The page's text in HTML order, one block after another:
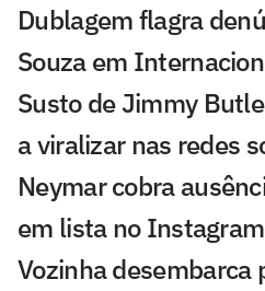
Dublagem flagra
Souza em
Susto de Jimmy
a viralizar nas redes
Neymar cobra
em lista no Instagram
Vozinha desembarca